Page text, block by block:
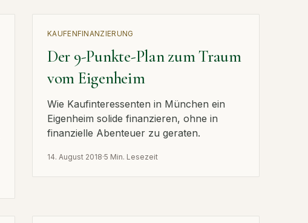
KAUFENFINANZIERUNG
Der 9-Punkte-Plan zum Traum
vom Eigenheim
Wie Kaufinteressenten in München ein
Eigenheim solide finanzieren, ohne in
finanzielle Abenteuer zu geraten.
14. August 2018·5 Min. Lesezeit